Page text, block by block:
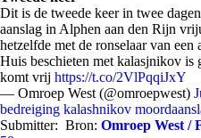
Dit is de tweede keer in twee
aanslag in Alphen aan den Rijn
hetzelfde met de ronselaar van een
Huis beschieten met kalasjnikov is
komt vrij https://t.co/2VlPqqiJxY
— Omroep West (@omroepwest)
bedreiging kalashnikov
Submitter: Bron: Omroep West /